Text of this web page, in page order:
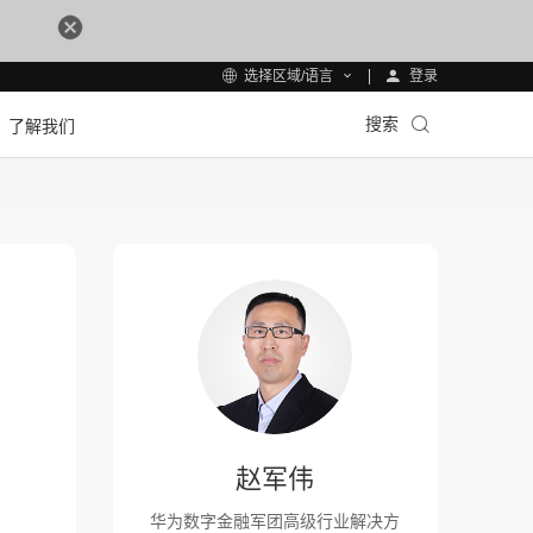
选择区域/语言 登录
了解我们 搜索
赵军伟
华为数字金融军团高级行业解决方